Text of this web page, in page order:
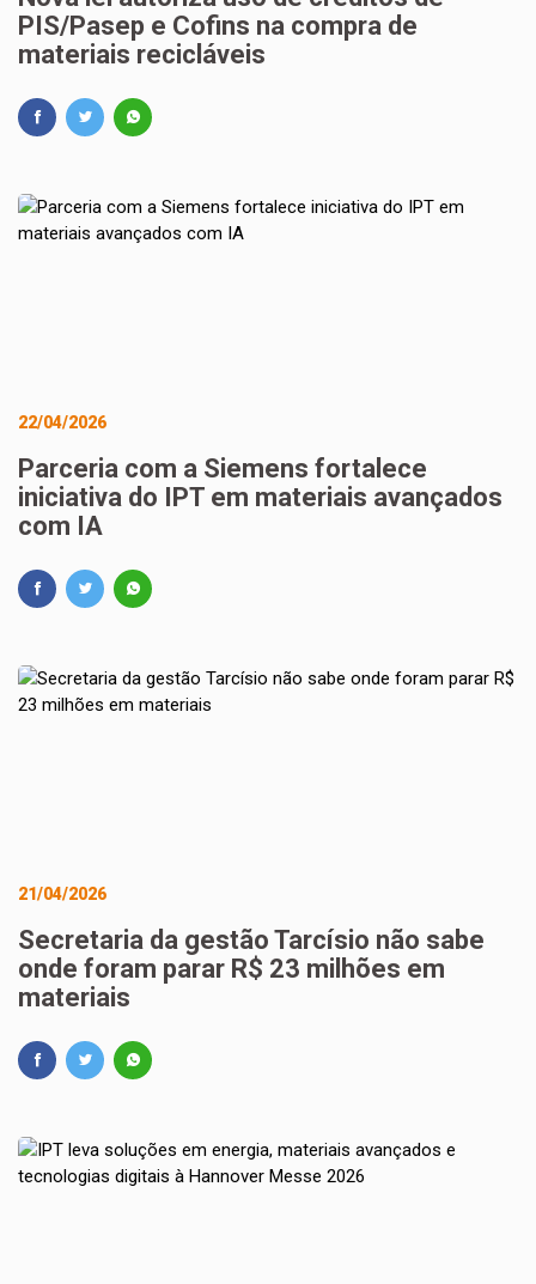
PIS/Pasep e Cofins na compra de
materiais recicláveis
22/04/2026
Parceria com a Siemens fortalece
iniciativa do IPT em materiais avançados
com IA
21/04/2026
Secretaria da gestão Tarcísio não sabe
onde foram parar R$ 23 milhões em
materiais